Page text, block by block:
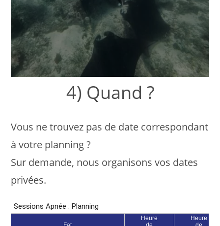
4) Quand ?
Vous ne trouvez pas de date correspondant
à votre planning ?
Sur demande, nous organisons vos dates
privées.